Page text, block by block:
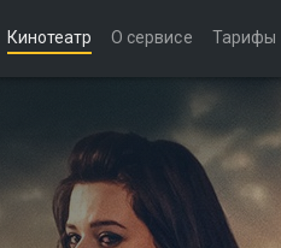
Кинотеатр О сервисе Тарифы